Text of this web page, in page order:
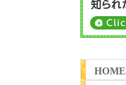
HOME